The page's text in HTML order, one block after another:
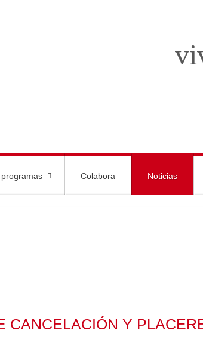
Colabora Noticias
CANCELACIÓN Y